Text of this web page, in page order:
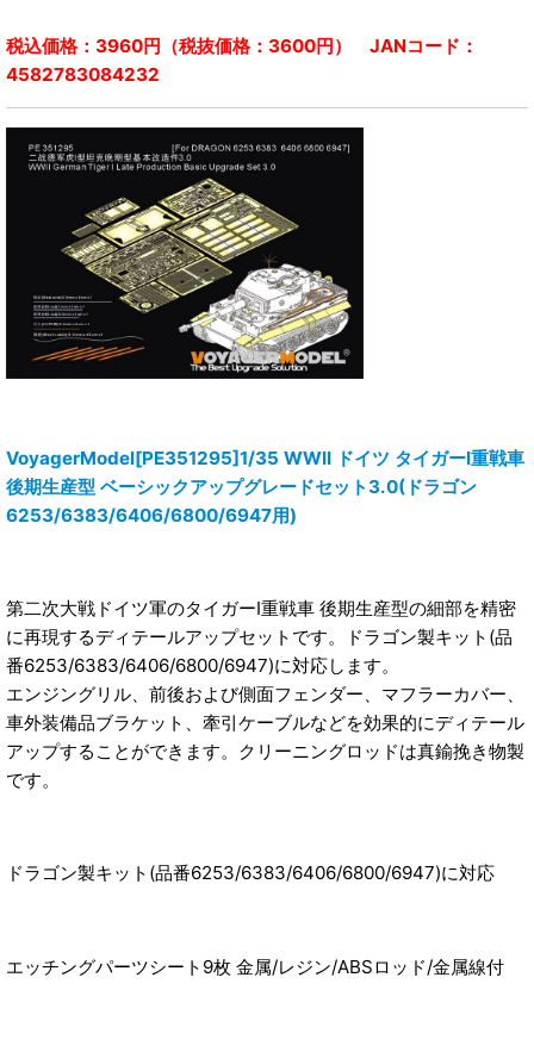
税込価格：3960円（税抜価格：3600円） JANコード：
4582783084232
VoyagerModel[PE351295]1/35 WWII ドイツ タイガーI重戦車
後期生産型 ベーシックアップグレードセット3.0(ドラゴン
6253/6383/6406/6800/6947用)
第二次大戦ドイツ軍のタイガーI重戦車 後期生産型の細部を精密
に再現するディテールアップセットです。ドラゴン製キット(品
番6253/6383/6406/6800/6947)に対応します。
エンジングリル、前後および側面フェンダー、マフラーカバー、
車外装備品ブラケット、牽引ケーブルなどを効果的にディテール
アップすることができます。クリーニングロッドは真鍮挽き物製
です。
ドラゴン製キット(品番6253/6383/6406/6800/6947)に対応
エッチングパーツシート9枚 金属/レジン/ABSロッド/金属線付